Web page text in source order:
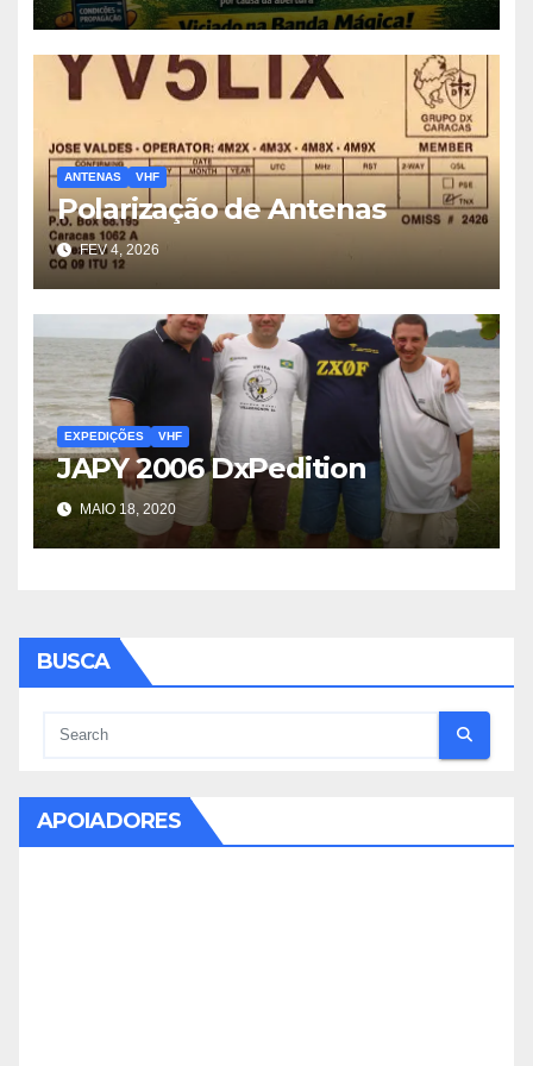
ANTENAS VHF
Polarização de Antenas
FEV 4, 2026
EXPEDIÇÕES VHF
JAPY 2006 DxPedition
MAIO 18, 2020
BUSCA
APOIADORES